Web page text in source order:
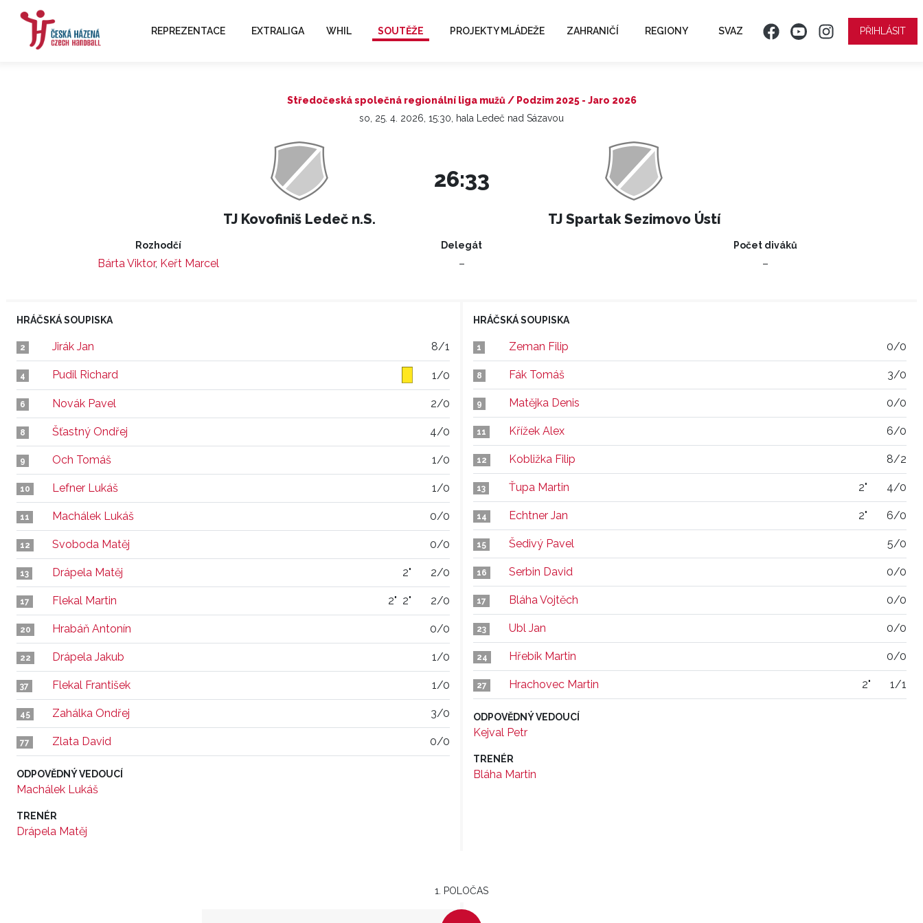
REPREZENTACE EXTRALIGA WHIL SOUTĚŽE PROJEKTY MLÁDEŽE ZAHRANIČÍ REGIONY SVAZ PŘIHLÁSIT
Středočeská společná regionální liga mužů / Podzim 2025 - Jaro 2026
so, 25. 4. 2026, 15:30, hala Ledeč nad Sázavou
TJ Kovofiniš Ledeč n.S.
26:33
TJ Spartak Sezimovo Ústí
Rozhodčí
Bárta Viktor, Keřt Marcel
Delegát
–
Počet diváků
–
HRÁČSKÁ SOUPISKA
2 Jirák Jan 8/1
4 Pudil Richard 1/0
6 Novák Pavel 2/0
8 Šťastný Ondřej 4/0
9 Och Tomáš 1/0
10 Lefner Lukáš 1/0
11 Machálek Lukáš 0/0
12 Svoboda Matěj 0/0
13 Drápela Matěj 2" 2/0
17 Flekal Martin 2" 2" 2/0
20 Hrabáň Antonín 0/0
22 Drápela Jakub 1/0
37 Flekal František 1/0
45 Zahálka Ondřej 3/0
77 Zlata David 0/0
ODPOVĚDNÝ VEDOUCÍ
Machálek Lukáš
TRENÉR
Drápela Matěj
HRÁČSKÁ SOUPISKA
1 Zeman Filip 0/0
8 Fák Tomáš 3/0
9 Matějka Denis 0/0
11 Křížek Alex 6/0
12 Kobližka Filip 8/2
13 Ťupa Martin 2" 4/0
14 Echtner Jan 2" 6/0
15 Šedivý Pavel 5/0
16 Serbin David 0/0
17 Bláha Vojtěch 0/0
23 Ubl Jan 0/0
24 Hřebík Martin 0/0
27 Hrachovec Martin 2" 1/1
ODPOVĚDNÝ VEDOUCÍ
Kejval Petr
TRENÉR
Bláha Martin
1. POLOČAS